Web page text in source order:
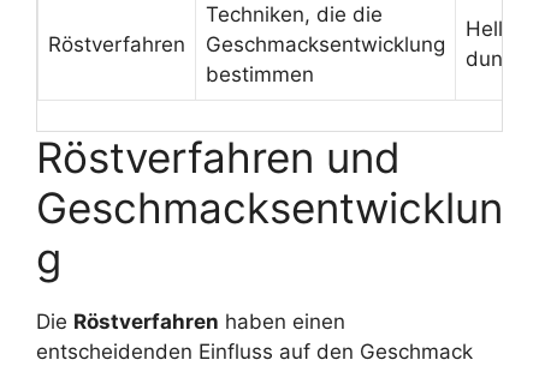
Röstverfahren
Techniken, die die
Geschmacksentwicklung
bestimmen
Helle,
dunkle
Röstverfahren und
Geschmacksentwicklun
g
Die Röstverfahren haben einen
entscheidenden Einfluss auf den Geschmack